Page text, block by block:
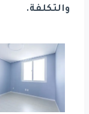
والتكلفة.